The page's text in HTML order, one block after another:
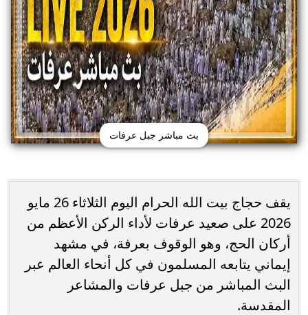
بث مباشر جبل عرفات
يقف حجاج بيت الله الحرام اليوم الثلاثاء 26 مايو
2026 على صعيد عرفات لأداء الركن الأعظم من
أركان الحج، وهو الوقوف بعرفة، في مشهد
إيماني يتابعه المسلمون في كل أنحاء العالم عبر
البث المباشر من جبل عرفات والمشاعر
المقدسة.